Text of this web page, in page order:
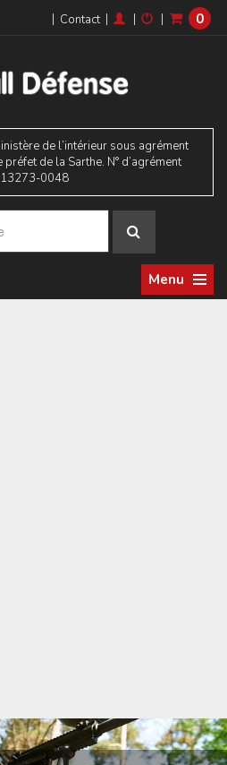
| Contact | | | 0
de l’intérieur sous agrément
de la Sarthe. N° d’agrément
0048
Menu